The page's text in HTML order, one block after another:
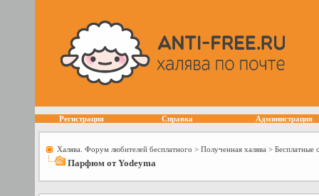
Регистрация Справка Администрация
Халява. Форум любителей бесплатного > Полученная халява > Бесплатные
Парфюм от Yodeyma